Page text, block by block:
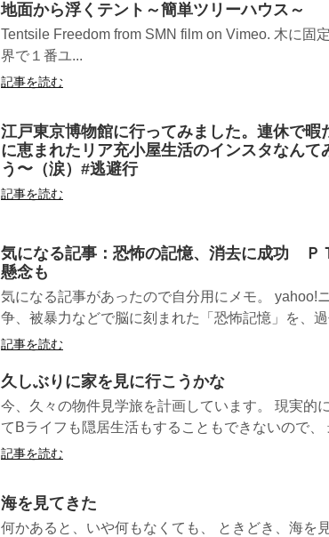
地面から浮くテント～簡単ツリーハウス～
Tentsile Freedom from SMN film on Vimeo. 木に固
界で１番ユ...
記事を読む
江戸東京博物館に行ってみました。連休で暇
に恵まれたリア充小屋生活のインスタなんて
う〜（涙）#逃避行
記事を読む
気になる記事：恐怖の記憶、消去に成功 Ｐ
懸念も
気になる記事があったので自分用にメモ。 yahoo!
争、被暴力などで脳に刻まれた「恐怖記憶」を、
記事を読む
久しぶりに家を見に行こうかな
今、久々の物件見学旅を計画しています。 現実的
てBライフも隠居生活もすることもできないので、
記事を読む
海を見てきた
何かあると、いや何もなくても、 ときどき、海を